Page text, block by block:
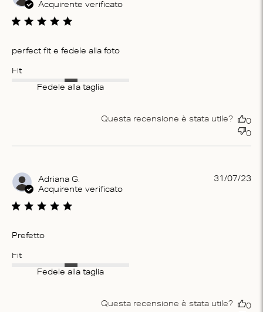
Acquirente verificato
perfect fit e fedele alla foto
Fit
Fedele alla taglia
Questa recensione è stata utile?
0
0
Adriana G.
Acquirente verificato
Prefetto
Fit
Fedele alla taglia
31/07/23
Questa recensione è stata utile?
0